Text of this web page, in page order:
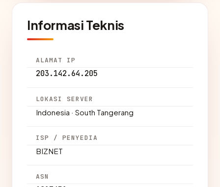
Informasi Teknis
ALAMAT IP
203.142.64.205
LOKASI SERVER
Indonesia · South Tangerang
ISP / PENYEDIA
BIZNET
ASN